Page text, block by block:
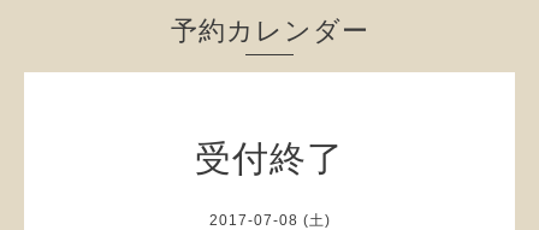
予約カレンダー
受付終了
2017-07-08 (土)